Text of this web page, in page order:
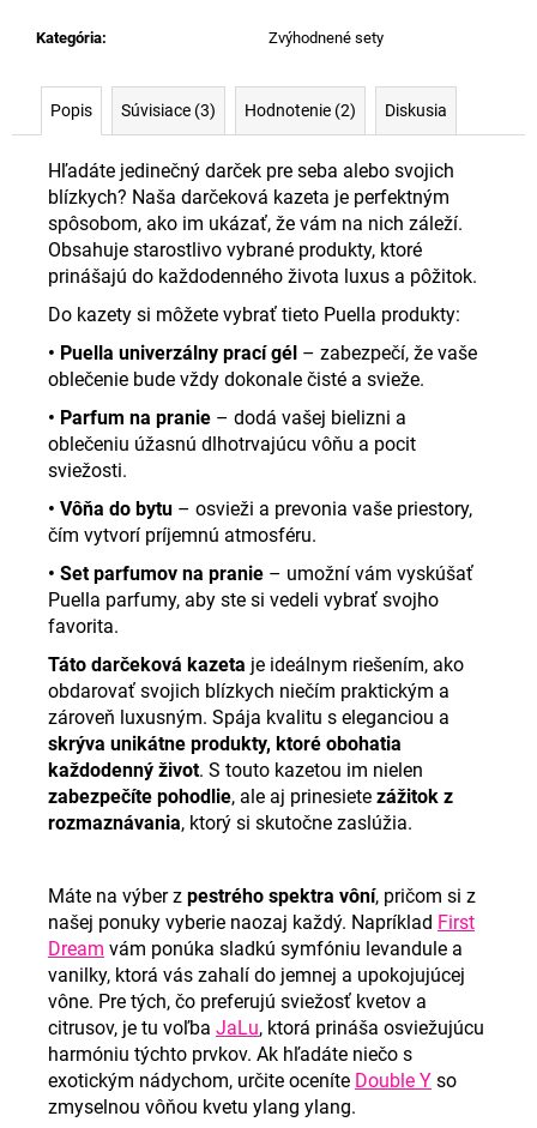
Kategória: Zvýhodnené sety
Popis Súvisiace (3) Hodnotenie (2) Diskusia
Hľadáte jedinečný darček pre seba alebo svojich
blízkych? Naša darčeková kazeta je perfektným
spôsobom, ako im ukázať, že vám na nich záleží.
Obsahuje starostlivo vybrané produkty, ktoré
prinášajú do každodenného života luxus a pôžitok.
Do kazety si môžete vybrať tieto Puella produkty:
• Puella univerzálny prací gél – zabezpečí, že vaše
oblečenie bude vždy dokonale čisté a svieže.
• Parfum na pranie – dodá vašej bielizni a
oblečeniu úžasnú dlhotrvajúcu vôňu a pocit
sviežosti.
• Vôňa do bytu – osvieži a prevonia vaše priestory,
čím vytvorí príjemnú atmosféru.
• Set parfumov na pranie – umožní vám vyskúšať
Puella parfumy, aby ste si vedeli vybrať svojho
favorita.
Táto darčeková kazeta je ideálnym riešením, ako
obdarovať svojich blízkych niečím praktickým a
zároveň luxusným. Spája kvalitu s eleganciou a
skrýva unikátne produkty, ktoré obohatia
každodenný život. S touto kazetou im nielen
zabezpečíte pohodlie, ale aj prinesiete zážitok z
rozmaznávania, ktorý si skutočne zaslúžia.
Máte na výber z pestrého spektra vôní, pričom si z
našej ponuky vyberie naozaj každý. Napríklad First
Dream vám ponúka sladkú symfóniu levandule a
vanilky, ktorá vás zahalí do jemnej a upokojujúcej
vône. Pre tých, čo preferujú sviežosť kvetov a
citrusov, je tu voľba JaLu, ktorá prináša osviežujúcu
harmóniu týchto prvkov. Ak hľadáte niečo s
exotickým nádychom, určite oceníte Double Y so
zmyselnou vôňou kvetu ylang ylang.